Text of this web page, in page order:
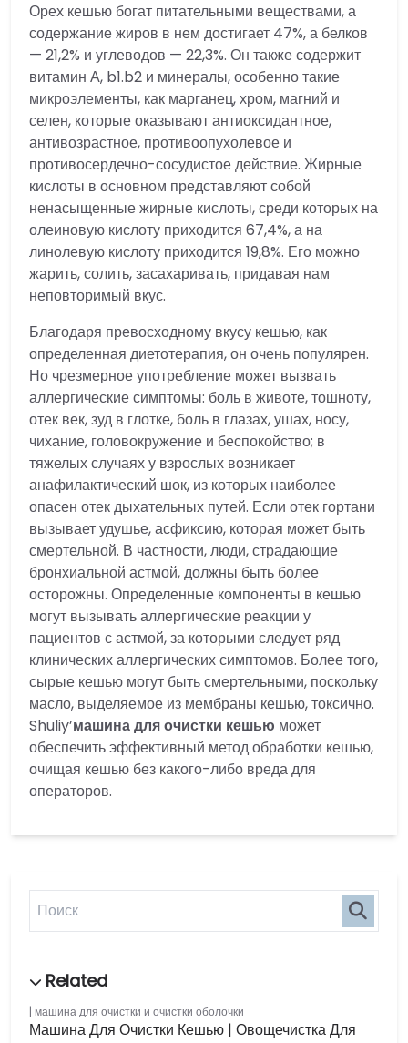
машина для очистки и очистки оболочки
Машина Для Очистки Кешью | Овощечистка Для
Орех кешью богат питательными веществами, а
содержание жиров в нем достигает 47%, а белков
— 21,2% и углеводов — 22,3%. Он также содержит
витамин А, b1.b2 и минералы, особенно такие
микроэлементы, как марганец, хром, магний и
селен, которые оказывают антиоксидантное,
антивозрастное, противоопухолевое и
противосердечно-сосудистое действие. Жирные
кислоты в основном представляют собой
ненасыщенные жирные кислоты, среди которых на
олеиновую кислоту приходится 67,4%, а на
линолевую кислоту приходится 19,8%. Его можно
жарить, солить, засахаривать, придавая нам
неповторимый вкус.
Благодаря превосходному вкусу кешью, как
определенная диетотерапия, он очень популярен.
Но чрезмерное употребление может вызвать
аллергические симптомы: боль в животе, тошноту,
отек век, зуд в глотке, боль в глазах, ушах, носу,
чихание, головокружение и беспокойство; в
тяжелых случаях у взрослых возникает
анафилактический шок, из которых наиболее
опасен отек дыхательных путей. Если отек гортани
вызывает удушье, асфиксию, которая может быть
смертельной. В частности, люди, страдающие
бронхиальной астмой, должны быть более
осторожны. Определенные компоненты в кешью
могут вызывать аллергические реакции у
пациентов с астмой, за которыми следует ряд
клинических аллергических симптомов. Более того,
сырые кешью могут быть смертельными, поскольку
масло, выделяемое из мембраны кешью, токсично.
Shuliy’машина для очистки кешью может
обеспечить эффективный метод обработки кешью,
очищая кешью без какого-либо вреда для
операторов.